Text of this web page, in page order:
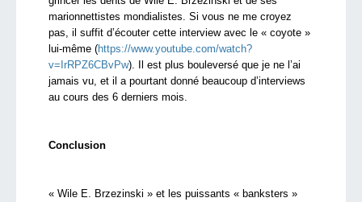
marionnettistes mondialistes. Si vous ne me croyez
pas, il suffit d’écouter cette interview avec le « coyote »
lui-même (https://www.youtube.com/watch?
v=IrRPZ6CBvPw). Il est plus bouleversé que je ne l’ai
jamais vu, et il a pourtant donné beaucoup d’interviews
au cours des 6 derniers mois.
Conclusion
« Wile E. Brzezinski » et les puissants « banksters »